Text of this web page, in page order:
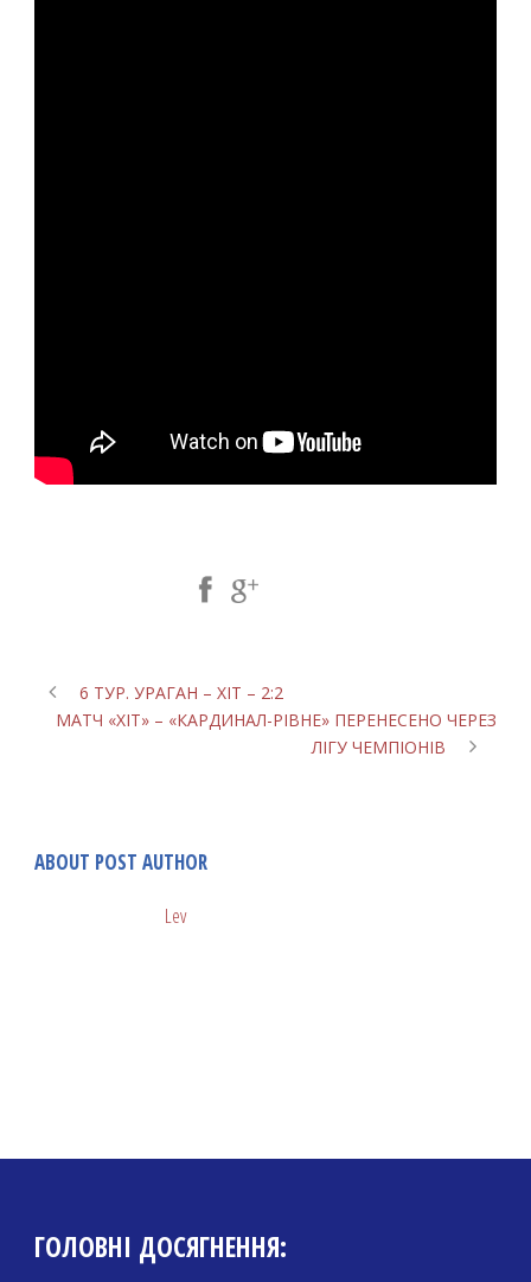
6 ТУР. УРАГАН – ХІТ – 2:2
МАТЧ «ХІТ» – «КАРДИНАЛ-РІВНЕ» ПЕРЕНЕСЕНО ЧЕРЕЗ
ЛІГУ ЧЕМПІОНІВ
ABOUT POST AUTHOR
Lev
ГОЛОВНІ ДОСЯГНЕННЯ: